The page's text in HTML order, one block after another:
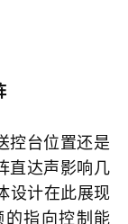
控台位置还是
直达声影响几
设计在此展现
指向控制能